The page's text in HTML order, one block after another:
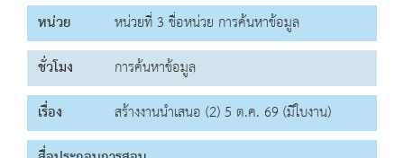
หน่วย
หน่วยที่ 3 ชื่อหน่วย การค้นหาข้อมูล
ชั่วโมง
การค้นหาข้อมูล
เรื่อง
สร้างงานนำเสนอ (2) 5 ต.ค. 69 (มีใบงาน)